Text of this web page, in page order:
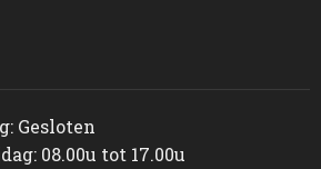
Gesloten
08.00u tot 17.00u